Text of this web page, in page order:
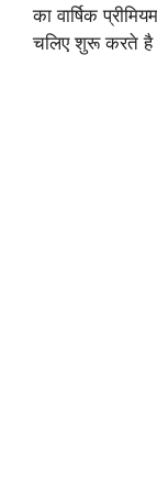
का वार्षिक
चलिए शुरू करते